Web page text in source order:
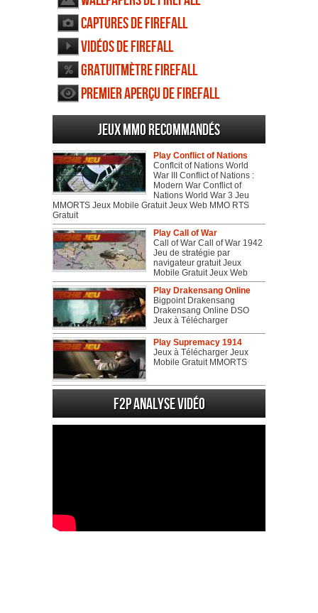
Captures de Firefall
Vidéos de Firefall
Gratuitmètre Firefall
Premier aperçu de Firefall
Jeux MMO recommandés
Play Conflict of Nations
Conflcit of Nations World
War III Conflict of Nations :
Modern War Conflict of
Nations World War 3 Jeu
MMORTS Jeux Mobile Gratuit Jeux Web MMO RTS
Gratuit
Play Call of War
Call of War Call of War 1942
Jeu de stratégie par
navigateur gratuit Jeux
Mobile Gratuit Jeux Web
Play Drakensang Online
Bigpoint Drakensang
Drakensang Online DSO
Jeux à Télécharger
Play Supremacy 1914
Jeux à Télécharger Jeux
Mobile Gratuit MMORTS
F2P Analyse vidéo